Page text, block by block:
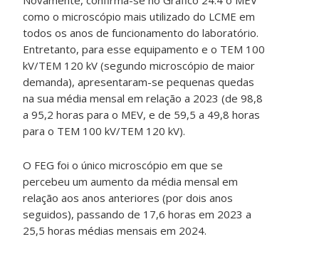
como o microscópio mais utilizado do LCME em
todos os anos de funcionamento do laboratório.
Entretanto, para esse equipamento e o TEM 100
kV/TEM 120 kV (segundo microscópio de maior
demanda), apresentaram-se pequenas quedas
na sua média mensal em relação a 2023 (de 98,8
a 95,2 horas para o MEV, e de 59,5 a 49,8 horas
para o TEM 100 kV/TEM 120 kV).
O FEG foi o único microscópio em que se
percebeu um aumento da média mensal em
relação aos anos anteriores (por dois anos
seguidos), passando de 17,6 horas em 2023 a
25,5 horas médias mensais em 2024.